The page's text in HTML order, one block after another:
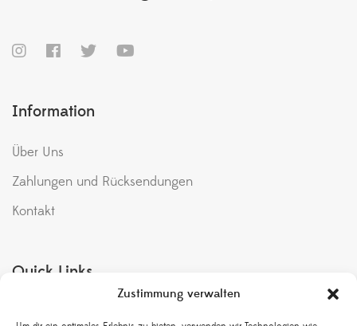
Zustimmung verwalten
Information
Über Uns
Zahlungen und Rücksendungen
Kontakt
Quick Links